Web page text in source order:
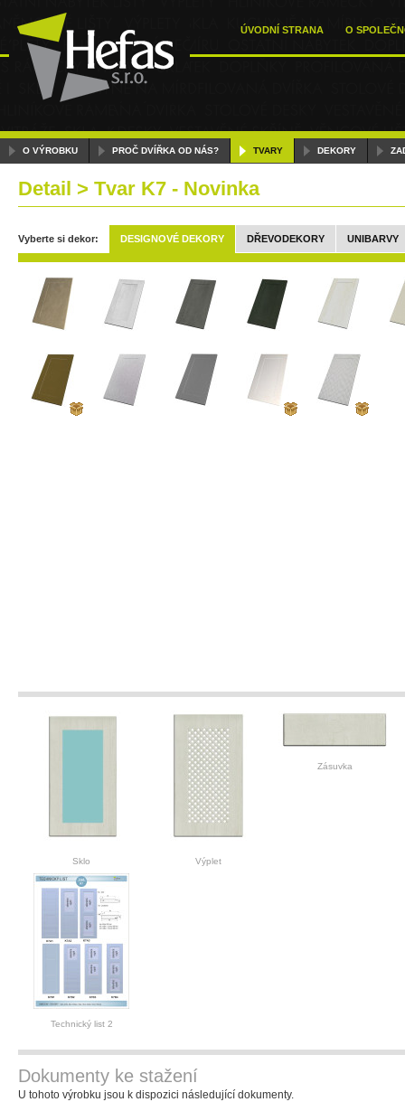
ÚVODNÍ STRANA O
O VÝROBKU PROČ DVÍŘKA OD NÁS? TVARY DEKORY
Detail > Tvar K7 - Novinka
Vyberte si dekor: DESIGNOVÉ DEKORY DŘEVODEKORY UNIBARVY
Sklo Výplet
Zásuvka
Technický list 2
Dokumenty ke stažení
U tohoto výrobku jsou k dispozici následující dokumenty.